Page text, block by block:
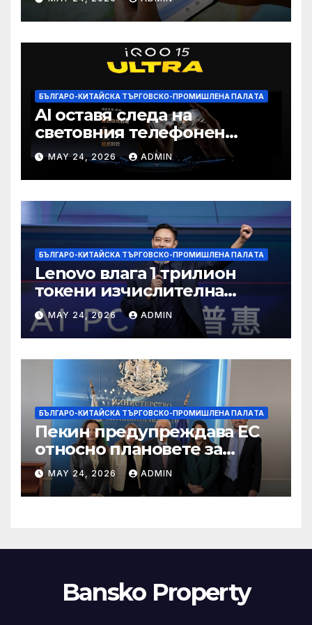
намаление на цената
БЪЛГАРО-КИТАЙСКА ТЪРГОВСКО-ПРОМИШЛЕНА ПАЛAТА
AI оставя следа на
световния телефонен
пазар
MAY 24, 2026 ADMIN
БЪЛГАРО-КИТАЙСКА ТЪРГОВСКО-ПРОМИШЛЕНА ПАЛAТА
Lenovo влага 1 трилион
токени изчислителна
мощност в AI екосистемата
MAY 24, 2026 ADMIN
БЪЛГАРО-КИТАЙСКА ТЪРГОВСКО-ПРОМИШЛЕНА ПАЛAТА
Пекин предупреждава ЕС
относно плановете за
насочване към китайски
продукти
MAY 24, 2026 ADMIN
Bansko Property